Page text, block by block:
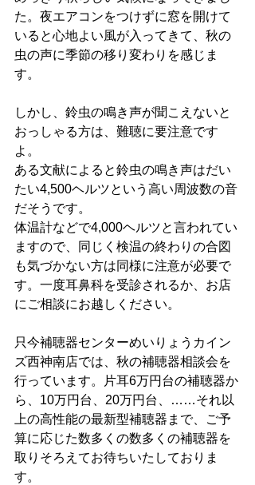
た。夜エアコンをつけずに窓を開けて
いると心地よい風が入ってきて、秋の
虫の声に季節の移り変わりを感じま
す。
しかし、鈴虫の鳴き声が聞こえないと
おっしゃる方は、難聴に要注意です
よ。
ある文献によると鈴虫の鳴き声はだい
たい4,500ヘルツという高い周波数の音
だそうです。
体温計などで4,000ヘルツと言われてい
ますので、同じく検温の終わりの合図
も気づかない方は同様に注意が必要で
す。一度耳鼻科を受診されるか、お店
にご相談にお越しください。
只今補聴器センターめいりょうカイン
ズ西神南店では、秋の補聴器相談会を
行っています。片耳6万円台の補聴器か
ら、10万円台、20万円台、……それ以
上の高性能の最新型補聴器まで、ご予
算に応じた数多くの数多くの補聴器を
取りそろえてお待ちいたしておりま
す。